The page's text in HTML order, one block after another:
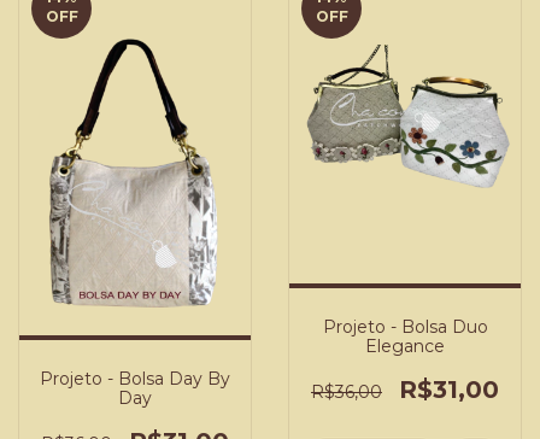
OFF
Projeto - Bolsa Day By
Day
OFF
Projeto - Bolsa Duo
Elegance
R$36,00 R$31,00